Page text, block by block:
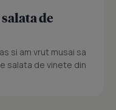
de
si am vrut musai sa
salata de vinete din